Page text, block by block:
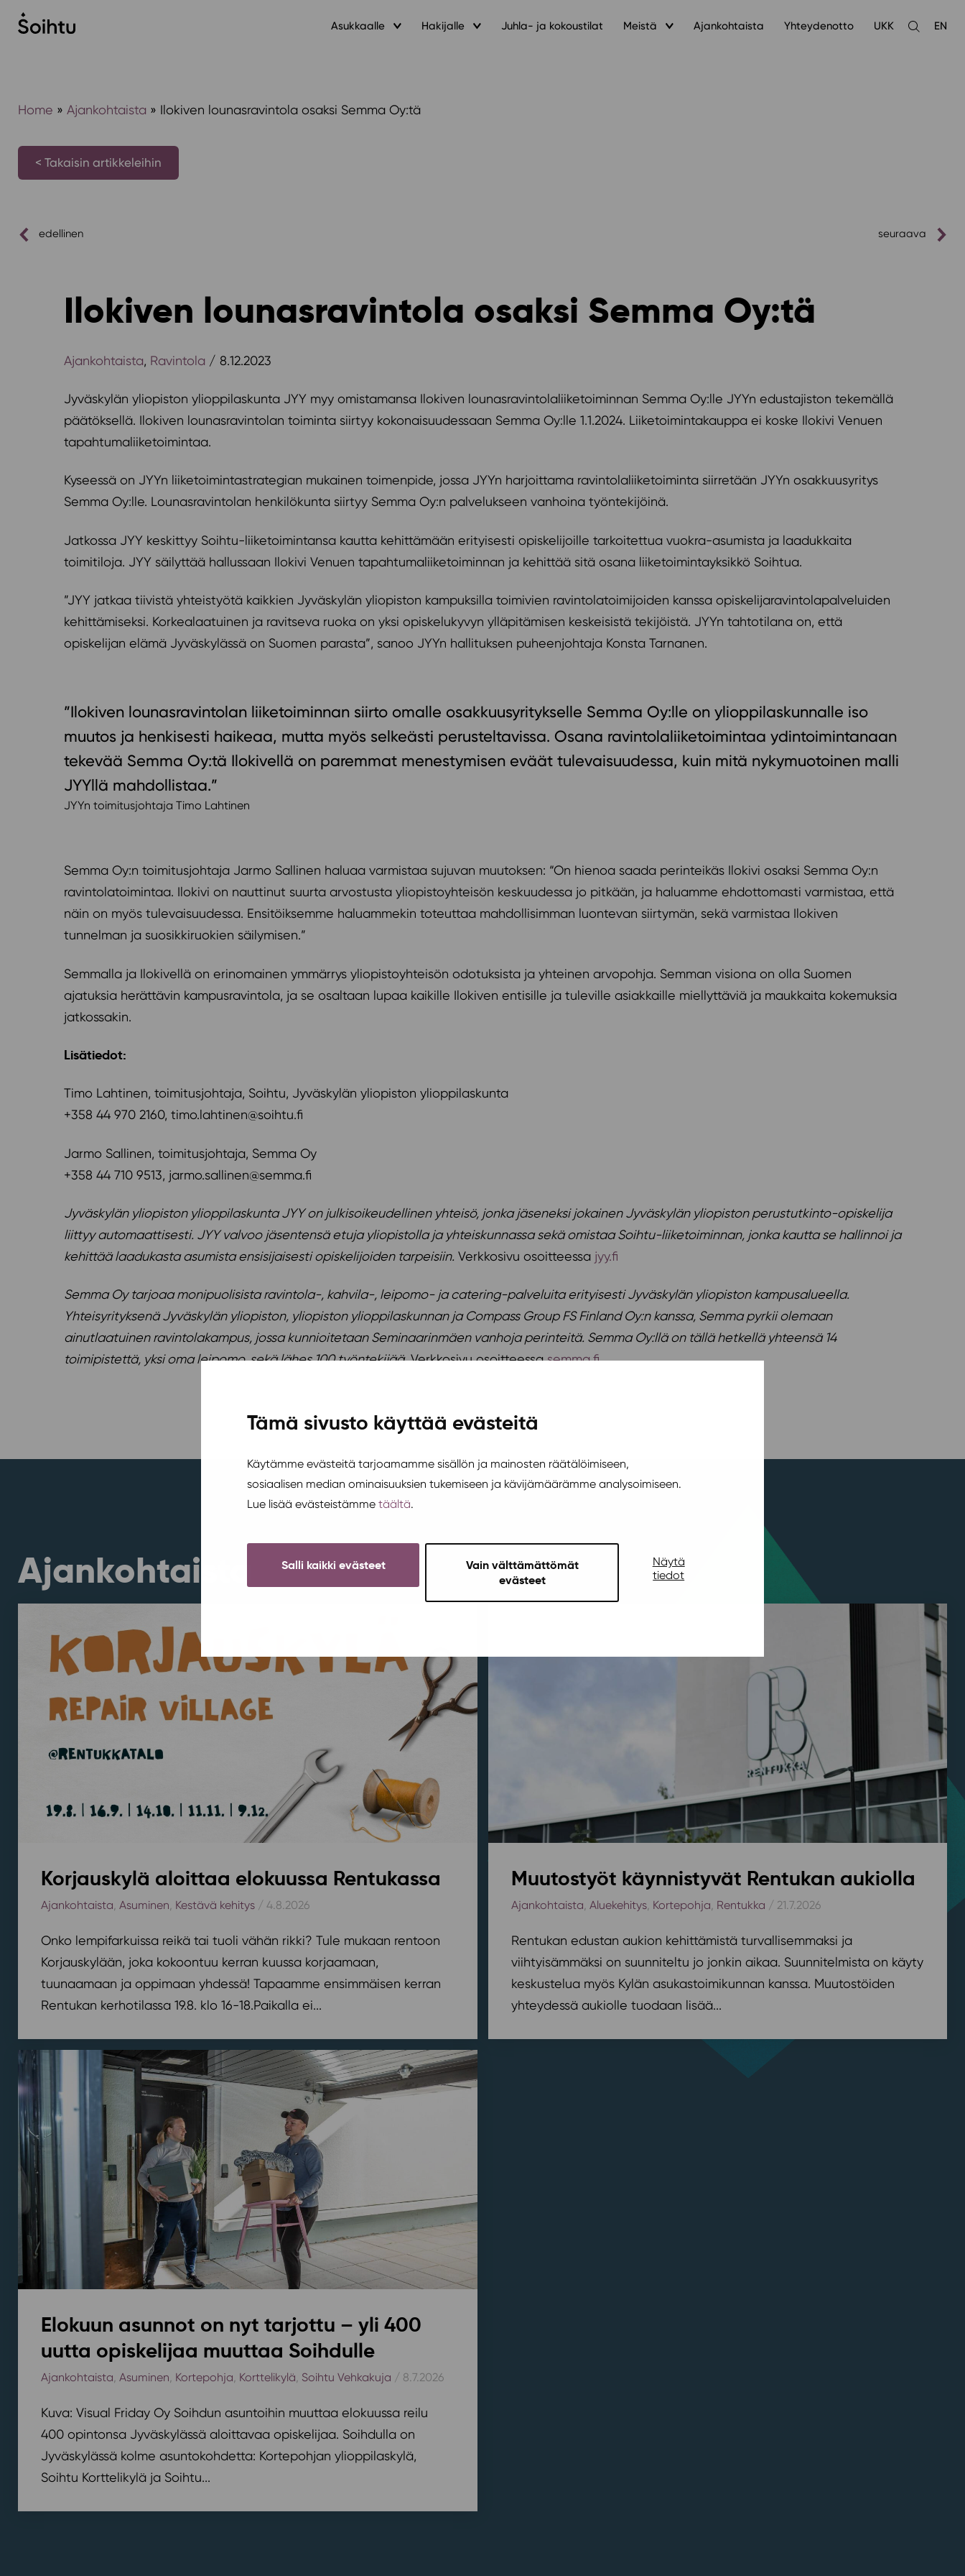
Tämä sivusto käyttää evästeitä
Käytämme evästeitä tarjoamamme sisällön ja mainosten räätälöimiseen,
sosiaalisen median ominaisuuksien tukemiseen ja kävijämäärämme analysoimiseen.
Lue lisää evästeistämme täältä.
Salli kaikki evästeet
Vain välttämättömät
evästeet
Näytä
tiedot
Siirry
sisältöön
Asukkaalle Hakijalle Juhla- ja kokoustilat Meistä Ajankohtaista Yhteydenotto UKK
Avaa
EN
Home » Ajankohtaista » Ilokiven lounasravintola osaksi Semma Oy:tä
< Takaisin artikkeleihin
edellinen seuraava
Ilokiven lounasravintola osaksi Semma Oy:tä
Ajankohtaista, Ravintola / 8.12.2023
Jyväskylän yliopiston ylioppilaskunta JYY myy omistamansa Ilokiven lounasravintolaliiketoiminnan Semma Oy:lle JYYn edustajiston tekemällä
päätöksellä. Ilokiven lounasravintolan toiminta siirtyy kokonaisuudessaan Semma Oy:lle 1.1.2024. Liiketoimintakauppa ei koske Ilokivi Venuen
tapahtumaliiketoimintaa.
Kyseessä on JYYn liiketoimintastrategian mukainen toimenpide, jossa JYYn harjoittama ravintolaliiketoiminta siirretään JYYn osakkuusyritys
Semma Oy:lle. Lounasravintolan henkilökunta siirtyy Semma Oy:n palvelukseen vanhoina työntekijöinä.
Jatkossa JYY keskittyy Soihtu-liiketoimintansa kautta kehittämään erityisesti opiskelijoille tarkoitettua vuokra-asumista ja laadukkaita
toimitiloja. JYY säilyttää hallussaan Ilokivi Venuen tapahtumaliiketoiminnan ja kehittää sitä osana liiketoimintayksikkö Soihtua.
”JYY jatkaa tiivistä yhteistyötä kaikkien Jyväskylän yliopiston kampuksilla toimivien ravintolatoimijoiden kanssa opiskelijaravintolapalveluiden
kehittämiseksi. Korkealaatuinen ja ravitseva ruoka on yksi opiskelukyvyn ylläpitämisen keskeisistä tekijöistä. JYYn tahtotilana on, että
opiskelijan elämä Jyväskylässä on Suomen parasta”, sanoo JYYn hallituksen puheenjohtaja Konsta Tarnanen.
”Ilokiven lounasravintolan liiketoiminnan siirto omalle osakkuusyritykselle Semma Oy:lle on ylioppilaskunnalle iso
muutos ja henkisesti haikeaa, mutta myös selkeästi perusteltavissa. Osana ravintolaliiketoimintaa ydintoimintanaan
tekevää Semma Oy:tä Ilokivellä on paremmat menestymisen eväät tulevaisuudessa, kuin mitä nykymuotoinen malli
JYYllä mahdollistaa.”
JYYn toimitusjohtaja Timo Lahtinen
Semma Oy:n toimitusjohtaja Jarmo Sallinen haluaa varmistaa sujuvan muutoksen: “On hienoa saada perinteikäs Ilokivi osaksi Semma Oy:n
ravintolatoimintaa. Ilokivi on nauttinut suurta arvostusta yliopistoyhteisön keskuudessa jo pitkään, ja haluamme ehdottomasti varmistaa, että
näin on myös tulevaisuudessa. Ensitöiksemme haluammekin toteuttaa mahdollisimman luontevan siirtymän, sekä varmistaa Ilokiven
tunnelman ja suosikkiruokien säilymisen.”
Semmalla ja Ilokivellä on erinomainen ymmärrys yliopistoyhteisön odotuksista ja yhteinen arvopohja. Semman visiona on olla Suomen
ajatuksia herättävin kampusravintola, ja se osaltaan lupaa kaikille Ilokiven entisille ja tuleville asiakkaille miellyttäviä ja maukkaita kokemuksia
jatkossakin.
Lisätiedot:
Timo Lahtinen, toimitusjohtaja, Soihtu, Jyväskylän yliopiston ylioppilaskunta
+358 44 970 2160, timo.lahtinen@soihtu.fi
Jarmo Sallinen, toimitusjohtaja, Semma Oy
+358 44 710 9513, jarmo.sallinen@semma.fi
Jyväskylän yliopiston ylioppilaskunta JYY on julkisoikeudellinen yhteisö, jonka jäseneksi jokainen Jyväskylän yliopiston perustutkinto-opiskelija
liittyy automaattisesti. JYY valvoo jäsentensä etuja yliopistolla ja yhteiskunnassa sekä omistaa Soihtu-liiketoiminnan, jonka kautta se hallinnoi ja
kehittää laadukasta asumista ensisijaisesti opiskelijoiden tarpeisiin. Verkkosivu osoitteessa jyy.fi
Semma Oy tarjoaa monipuolisista ravintola-, kahvila-, leipomo- ja catering-palveluita erityisesti Jyväskylän yliopiston kampusalueella.
Yhteisyrityksenä Jyväskylän yliopiston, yliopiston ylioppilaskunnan ja Compass Group FS Finland Oy:n kanssa, Semma pyrkii olemaan
ainutlaatuinen ravintolakampus, jossa kunnioitetaan Seminaarinmäen vanhoja perinteitä. Semma Oy:llä on tällä hetkellä yhteensä 14
toimipistettä, yksi oma leipomo, sekä lähes 100 työntekijää.Verkkosivu osoitteessasemma.fi
Ajankohtaista
Korjauskylä aloittaa elokuussa Rentukassa
Ajankohtaista, Asuminen, Kestävä kehitys/ 4.8.2026
Onko lempifarkuissa reikä tai tuoli vähän rikki? Tule mukaan rentoon
Korjauskylään, joka kokoontuu kerran kuussa korjaamaan,
tuunaamaan ja oppimaan yhdessä! Tapaamme ensimmäisen kerran
Rentukan kerhotilassa 19.8. klo 16-18.⁠⁠Paikalla ei...
Muutostyöt käynnistyvät Rentukan aukiolla
Ajankohtaista, Aluekehitys, Kortepohja, Rentukka / 21.7.2026
Rentukan edustan aukion kehittämistä turvallisemmaksi ja
viihtyisämmäksi on suunniteltu jo jonkin aikaa. Suunnitelmista on käyty
keskustelua myös Kylän asukastoimikunnan kanssa. Muutostöiden
yhteydessä aukiolle tuodaan lisää...
Elokuun asunnot on nyt tarjottu – yli 400
uutta opiskelijaa muuttaa Soihdulle
Ajankohtaista, Asuminen, Kortepohja, Korttelikylä, Soihtu Vehkakuja / 8.7.2026
Kuva: Visual Friday Oy Soihdun asuntoihin muuttaa elokuussa reilu
400 opintonsa Jyväskylässä aloittavaa opiskelijaa. Soihdulla on
Jyväskylässä kolme asuntokohdetta: Kortepohjan ylioppilaskylä,
Soihtu Korttelikylä ja Soihtu...